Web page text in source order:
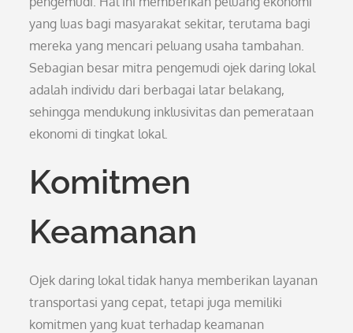
yang luas bagi masyarakat sekitar, terutama bagi
mereka yang mencari peluang usaha tambahan.
Sebagian besar mitra pengemudi ojek daring lokal
adalah individu dari berbagai latar belakang,
sehingga mendukung inklusivitas dan pemerataan
ekonomi di tingkat lokal.
Komitmen
Keamanan
Ojek daring lokal tidak hanya memberikan layanan
transportasi yang cepat, tetapi juga memiliki
komitmen yang kuat terhadap keamanan